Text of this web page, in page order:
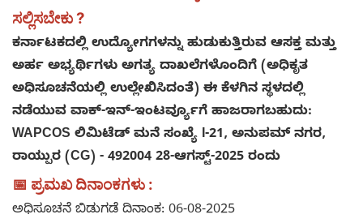
ಸಲ್ಲಿಸಬೇಕು ?
ಕರ್ನಾಟಕದಲ್ಲಿ ಉದ್ಯೋಗಗಳನ್ನು ಹುಡುಕುತ್ತಿರುವ ಆಸಕ್ತ ಮತ್ತು
ಅರ್ಹ ಅಭ್ಯರ್ಥಿಗಳು ಅಗತ್ಯ ದಾಖಲೆಗಳೊಂದಿಗೆ (ಅಧಿಕೃತ
ಅಧಿಸೂಚನೆಯಲ್ಲಿ ಉಲ್ಲೇಖಿಸಿದಂತೆ) ಈ ಕೆಳಗಿನ ಸ್ಥಳದಲ್ಲಿ
ನಡೆಯುವ ವಾಕ್-ಇನ್-ಇಂಟರ್ವ್ಯೂಗೆ ಹಾಜರಾಗಬಹುದು:
WAPCOS ಲಿಮಿಟೆಡ್ ಮನೆ ಸಂಖ್ಯೆ I-21, ಅನುಪಮ್ ನಗರ,
ರಾಯ್ಪುರ (CG) - 492004 28-ಆಗಸ್ಟ್-2025 ರಂದು
📅 ಪ್ರಮಖ ದಿನಾಂಕಗಳು :
ಅಧಿಸೂಚನೆ ಬಿಡುಗಡೆ ದಿನಾಂಕ: 06-08-2025